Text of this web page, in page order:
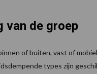
van de groep
of buiten, vast of
types zijn